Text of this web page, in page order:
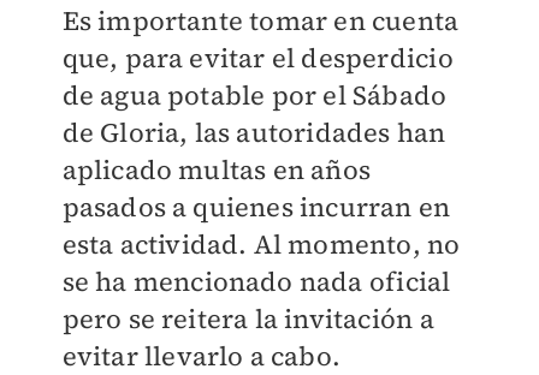
Es importante tomar en cuenta
que, para evitar el desperdicio
de agua potable por el Sábado
de Gloria, las autoridades han
aplicado multas en años
pasados a quienes incurran en
esta actividad. Al momento, no
se ha mencionado nada oficial
pero se reitera la invitación a
evitar llevarlo a cabo.